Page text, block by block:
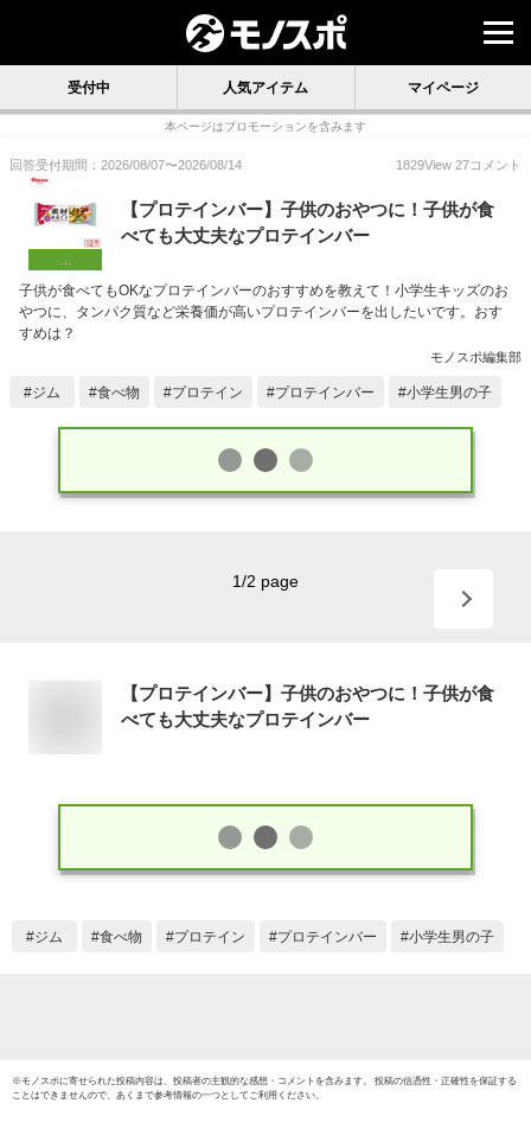
受付中 人気アイテム マイページ
本ページはプロモーションを含みます
回答受付期間： 2026/08/07〜2026/08/14 1829View 27コメント
【プロテインバー】子供のおやつに！子供が食
べても大丈夫なプロテインバー
子供が食べてもOKなプロテインバーのおすすめを教えて！小学生キッズのお
やつに、タンパク質など栄養価が高いプロテインバーを出したいです。おす
すめは？
モノスポ編集部
ジム 食べ物 プロテイン プロテインバー 小学生男の子
1/2 page
【プロテインバー】子供のおやつに！子供が食
べても大丈夫なプロテインバー
ジム 食べ物 プロテイン プロテインバー 小学生男の子
※モノスポに寄せられた投稿内容は、投稿者の主観的な感想・コメントを含みます。 投稿の信憑性・正確性を保証する
ことはできませんので、あくまで参考情報の一つとしてご利用ください。